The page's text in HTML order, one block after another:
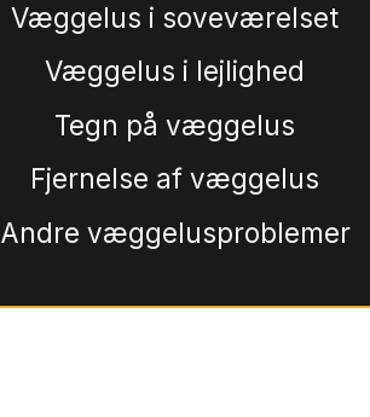
Væggelus i soveværelset
Væggelus i lejlighed
Tegn på væggelus
Fjernelse af væggelus
Andre væggelusproblemer